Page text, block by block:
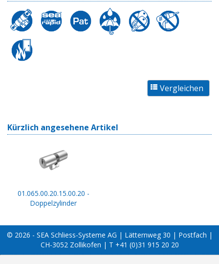
Kürzlich angesehene Artikel
01.065.00.20.15.00.20 -
Doppelzylinder
© 2026 - SEA Schliess-Systeme AG | Lätternweg 30 | Postfach |
CH-3052 Zollikofen | T +41 (0)31 915 20 20